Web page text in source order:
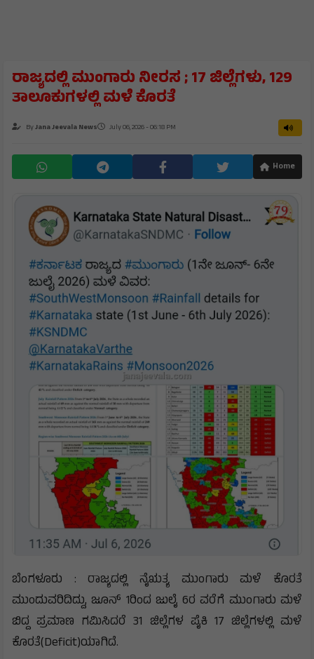
ರಾಜ್ಯದಲ್ಲಿ ಮುಂಗಾರು ನೀರಸ ; 17 ಜಿಲ್ಲೆಗಳು, 129
ತಾಲೂಕುಗಳಲ್ಲಿ ಮಳೆ ಕೊರತೆ
ByJana Jeevala News July 06, 2026 - 06:18 PM
Home
ಬೆಂಗಳೂರು : ರಾಜ್ಯದಲ್ಲಿ ನೈಋತ್ಯ ಮುಂಗಾರು ಮಳೆ ಕೊರತೆ
ಮುಂದುವರಿದಿದ್ದು, ಜೂನ್ 1ರಿಂದ ಜುಲೈ 6ರ ವರೆಗೆ ಮುಂಗಾರು ಮಳೆ
ಬಿದ್ದ ಪ್ರಮಾಣ ಗಮಿಸಿದರೆ 31 ಜಿಲ್ಲೆಗಳ ಪೈಕಿ 17 ಜಿಲ್ಲೆಗಳಲ್ಲಿ ಮಳೆ
ಕೊರತೆ(Deficit)ಯಾಗಿದೆ.